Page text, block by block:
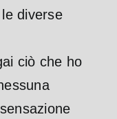
diverse
ciò che ho